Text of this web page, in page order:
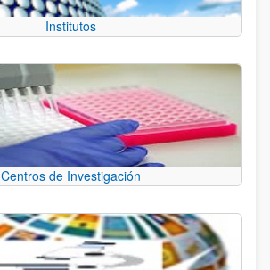
Institutos
Centros de Investigación